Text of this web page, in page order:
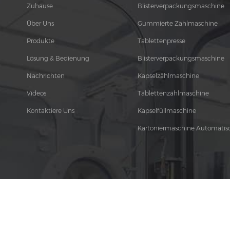
Zuhause
Über Uns
Produkte
Lösung & Bedienung
Nachrichten
Videos
Kontaktiere Uns
Blisterverpackungsmaschine
Gummierte Zählmaschine
Tablettenpresse
Blisterverpackungsmaschine
Kapselzählmaschine
Tablettenzählmaschine
Kapselfüllmaschine
Kartoniermaschine